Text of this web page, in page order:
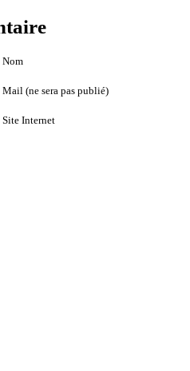
Nom
Mail (ne sera pas publié)
Site Internet